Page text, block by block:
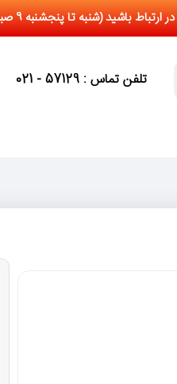
تلفن تماس : 57129 - 021